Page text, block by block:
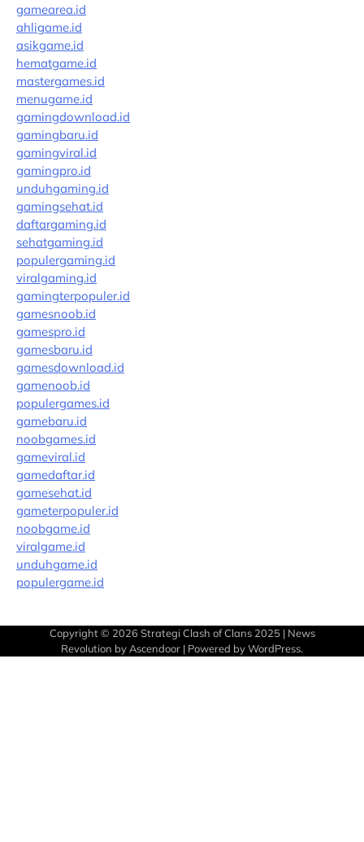
gamearea.id
ahligame.id
asikgame.id
hematgame.id
mastergames.id
menugame.id
gamingdownload.id
gamingbaru.id
gamingviral.id
gamingpro.id
unduhgaming.id
gamingsehat.id
daftargaming.id
sehatgaming.id
populergaming.id
viralgaming.id
gamingterpopuler.id
gamesnoob.id
gamespro.id
gamesbaru.id
gamesdownload.id
gamenoob.id
populergames.id
gamebaru.id
noobgames.id
gameviral.id
gamedaftar.id
gamesehat.id
gameterpopuler.id
noobgame.id
viralgame.id
unduhgame.id
populergame.id
Copyright © 2026 Strategi Clash of Clans 2025| News
Revolution byAscendoor | Powered byWordPress.